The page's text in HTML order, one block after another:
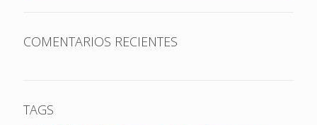
COMENTARIOS RECIENTES
TAGS